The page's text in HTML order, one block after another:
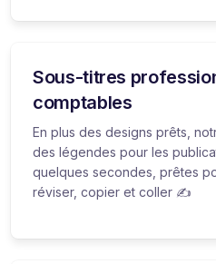
Sous-titres
comptables
En plus des designs prêts,
des légendes pour les
quelques secondes, prêtes
réviser, copier et coller ✍️